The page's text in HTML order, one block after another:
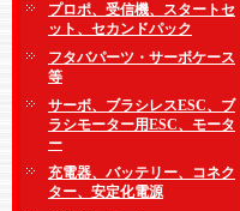
プロポ、受信機、スタートセ
ット、セカンドパック
フタバパーツ・サーボケース
等
サーボ、ブラシレスESC、ブ
ラシモーター用ESC、モータ
ー
充電器、バッテリー、コネク
ター、安定化電源